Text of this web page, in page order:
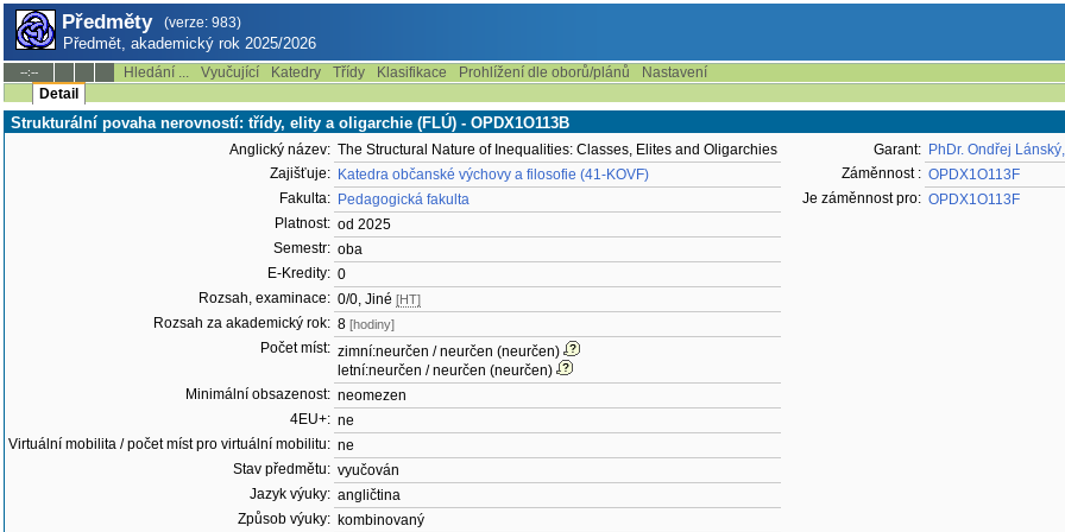
Předměty (verze: 983)
Předmět, akademický rok 2025/2026
--:-- Hledání ... Vyučující Katedry Třídy Klasifikace Prohlížení dle oborů/plánů
Nastavení
Detail
Strukturální povaha nerovností: třídy, elity a oligarchie (FLÚ) - OPDX1O113B
Anglický název: The Structural Nature of Inequalities: Classes, Elites and Oligarchies
Zajišťuje: Katedra občanské výchovy a filosofie (41-KOVF)
Fakulta: Pedagogická fakulta
Platnost: od 2025
Semestr: oba
E-Kredity: 0
Rozsah, examinace: 0/0, Jiné [HT]
Rozsah za akademický rok: 8 [hodiny]
Počet míst: zimní:neurčen / neurčen (neurčen)
letní:neurčen / neurčen (neurčen)
Minimální obsazenost: neomezen
4EU+: ne
Virtuální mobilita / počet míst pro virtuální mobilitu: ne
Stav předmětu: vyučován
Jazyk výuky: angličtina
Způsob výuky: kombinovaný
Garant: PhDr. Ondřej
Záměnnost : OPDX1O113F
Je záměnnost pro: OPDX1O113F